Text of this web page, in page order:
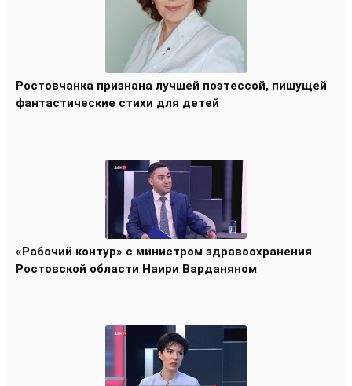
Ростовчанка признана лучшей поэтессой, пишущей
фантастические стихи для детей
«Рабочий контур» с министром здравоохранения
Ростовской области Наири Варданяном